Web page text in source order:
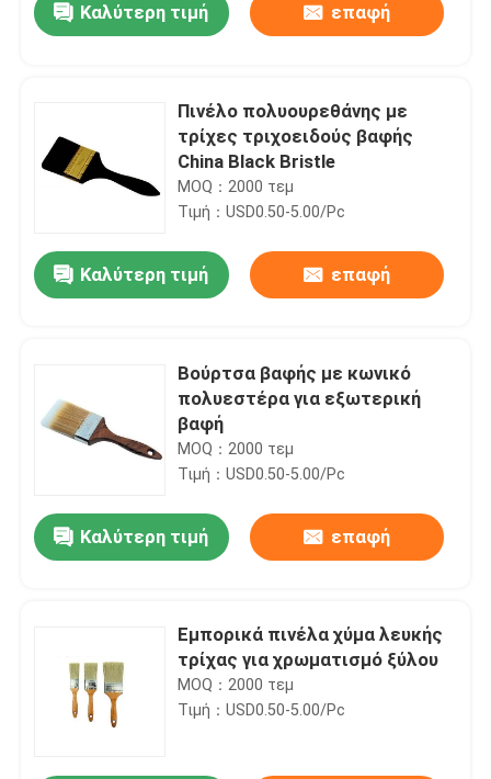
Αρχική Σελίδα
Προϊόντα
Καλύτερη τιμή επαφή
Πινέλο πολυουρεθάνης με
τρίχες τριχοειδούς βαφής
China Black Bristle
MOQ：2000 τεμ
Τιμή：USD0.50-5.00/Pc
Καλύτερη τιμή επαφή
Βούρτσα βαφής με κωνικό
πολυεστέρα για εξωτερική
βαφή
MOQ：2000 τεμ
Τιμή：USD0.50-5.00/Pc
Καλύτερη τιμή επαφή
Εμπορικά πινέλα χύμα λευκής
τρίχας για χρωματισμό ξύλου
MOQ：2000 τεμ
Τιμή：USD0.50-5.00/Pc